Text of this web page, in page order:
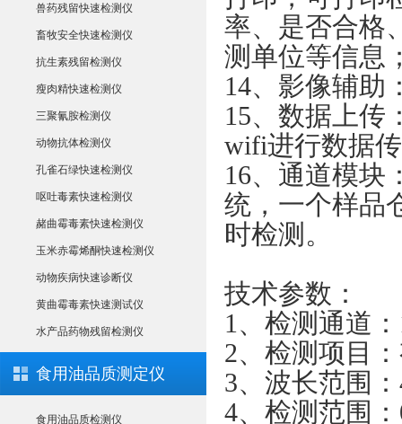
兽药残留快速检测仪
畜牧安全快速检测仪
抗生素残留检测仪
瘦肉精快速检测仪
三聚氰胺检测仪
动物抗体检测仪
孔雀石绿快速检测仪
呕吐毒素快速检测仪
赭曲霉毒素快速检测仪
玉米赤霉烯酮快速检测仪
动物疾病快速诊断仪
黄曲霉毒素快速测试仪
水产品药物残留检测仪
食用油品质测定仪
食用油品质检测仪
率、是否合格
测单位等信息
14、影像辅助
15、数据上传
wifi进行数据
16、通道模块
统，一个样品
时检测。
技术参数：
1、检测通道
2、检测项目
3、波长范围
4、检测范围